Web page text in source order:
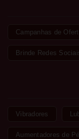
Campanhas de
Brinde Redes
Vibradores
Aumentadores de